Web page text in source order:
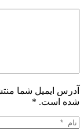
آدرس ایمیل شما
شده است. *